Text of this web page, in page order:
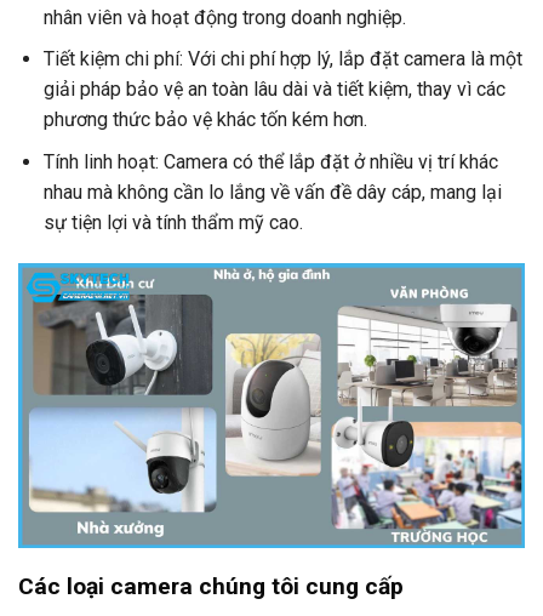
nhân viên và hoạt động trong doanh nghiệp.
Tiết kiệm chi phí: Với chi phí hợp lý, lắp đặt camera là một
giải pháp bảo vệ an toàn lâu dài và tiết kiệm, thay vì các
phương thức bảo vệ khác tốn kém hơn.
Tính linh hoạt: Camera có thể lắp đặt ở nhiều vị trí khác
nhau mà không cần lo lắng về vấn đề dây cáp, mang lại
sự tiện lợi và tính thẩm mỹ cao.
Các loại camera chúng tôi cung cấp